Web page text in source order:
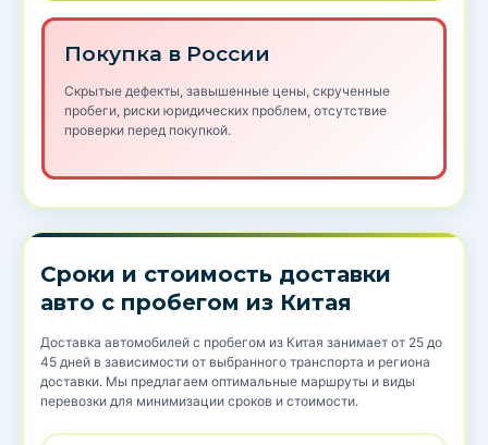
Покупка в России
Скрытые дефекты, завышенные цены, скрученные
пробеги, риски юридических проблем, отсутствие
проверки перед покупкой.
Сроки и стоимость доставки
авто с пробегом из Китая
Доставка автомобилей с пробегом из Китая занимает от 25 до
45 дней в зависимости от выбранного транспорта и региона
доставки. Мы предлагаем оптимальные маршруты и виды
перевозки для минимизации сроков и стоимости.